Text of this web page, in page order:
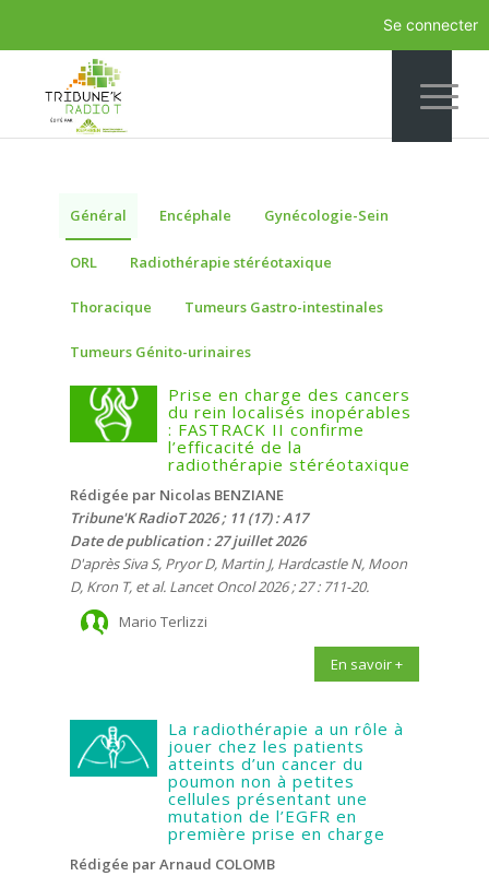
Se connecter
Général Encéphale Gynécologie-Sein
ORL Radiothérapie stéréotaxique
Thoracique Tumeurs Gastro-intestinales
Tumeurs Génito-urinaires
Prise en charge des cancers
du rein localisés inopérables
: FASTRACK II confirme
l’efficacité de la
radiothérapie stéréotaxique
Rédigée par Nicolas BENZIANE
Tribune'K RadioT 2026 ; 11 (17) : A17
Date de publication : 27 juillet 2026
D'après Siva S, Pryor D, Martin J, Hardcastle N, Moon
D, Kron T, et al. Lancet Oncol 2026 ; 27 : 711-20.
Mario Terlizzi
En savoir +
La radiothérapie a un rôle à
jouer chez les patients
atteints d’un cancer du
poumon non à petites
cellules présentant une
mutation de l’EGFR en
première prise en charge
Rédigée par Arnaud COLOMB